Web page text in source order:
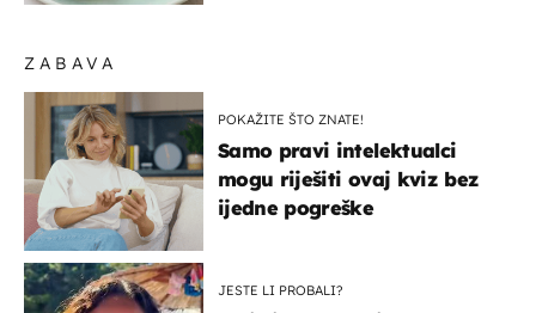
ZABAVA
POKAŽITE ŠTO ZNATE!
Samo pravi intelektualci
mogu riješiti ovaj kviz bez
ijedne pogreške
JESTE LI PROBALI?